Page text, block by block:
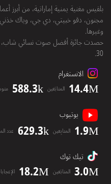
بلقيس مغنية يمنية إماراتية، من أبرز
مجنون، دقو خبيتي، دي جي، وياك خذني،
وغيرها.
30.
الانستغرام
14.4M المتابَعين 588.3k
يوتيوب
1.9M المتابِعين 629.3k عدد
تيك توك
3.0M المتابَعين 18.2M